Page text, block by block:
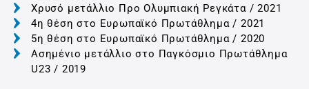
Χρυσό μετάλλιο Προ Ολυμπιακή Ρεγκάτα / 2021
4η θέση στο Ευρωπαϊκό Πρωτάθλημα / 2021
5η θέση στο Ευρωπαϊκό Πρωτάθλημα / 2020
Ασημένιο μετάλλιο στο Παγκόσμιο Πρωτάθλημα
U23 / 2019